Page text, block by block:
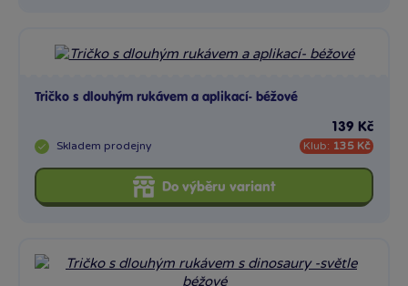
Tričko s dlouhým rukávem a aplikací- béžové
Skladem prodejny
139 Kč
Klub: 135 Kč
Do výběru variant